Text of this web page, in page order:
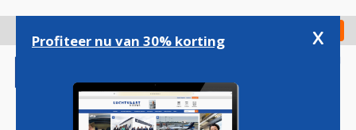
gaan
Check in
Profiteer nu van 30% korting x